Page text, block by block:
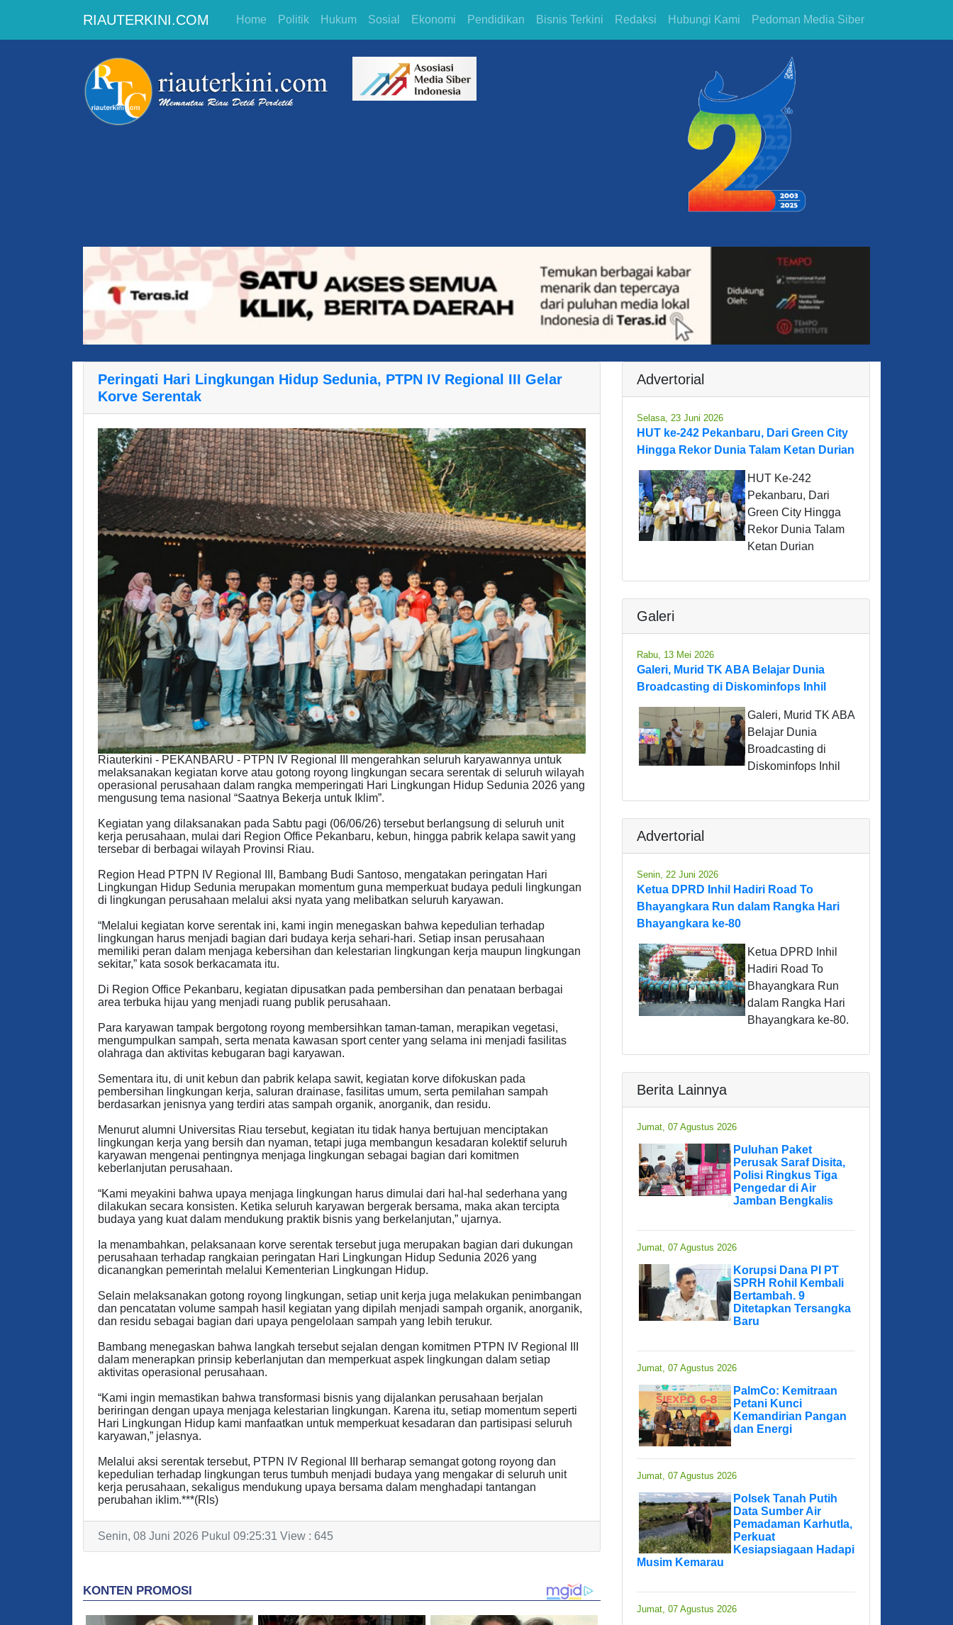
RIAUTERKINI.COM Home Politik Hukum Sosial Ekonomi Pendidikan Bisnis Terkini Redaksi Hubungi Kami Pedoman Media Siber
Peringati Hari Lingkungan Hidup Sedunia, PTPN IV Regional III Gelar
Korve Serentak
Riauterkini - PEKANBARU - PTPN IV Regional III mengerahkan seluruh karyawannya untuk
melaksanakan kegiatan korve atau gotong royong lingkungan secara serentak di seluruh wilayah
operasional perusahaan dalam rangka memperingati Hari Lingkungan Hidup Sedunia 2026 yang
mengusung tema nasional “Saatnya Bekerja untuk Iklim”.
Kegiatan yang dilaksanakan pada Sabtu pagi (06/06/26) tersebut berlangsung di seluruh unit
kerja perusahaan, mulai dari Region Office Pekanbaru, kebun, hingga pabrik kelapa sawit yang
tersebar di berbagai wilayah Provinsi Riau.
Region Head PTPN IV Regional III, Bambang Budi Santoso, mengatakan peringatan Hari
Lingkungan Hidup Sedunia merupakan momentum guna memperkuat budaya peduli lingkungan
di lingkungan perusahaan melalui aksi nyata yang melibatkan seluruh karyawan.
“Melalui kegiatan korve serentak ini, kami ingin menegaskan bahwa kepedulian terhadap
lingkungan harus menjadi bagian dari budaya kerja sehari-hari. Setiap insan perusahaan
memiliki peran dalam menjaga kebersihan dan kelestarian lingkungan kerja maupun lingkungan
sekitar,” kata sosok berkacamata itu.
Di Region Office Pekanbaru, kegiatan dipusatkan pada pembersihan dan penataan berbagai
area terbuka hijau yang menjadi ruang publik perusahaan.
Para karyawan tampak bergotong royong membersihkan taman-taman, merapikan vegetasi,
mengumpulkan sampah, serta menata kawasan sport center yang selama ini menjadi fasilitas
olahraga dan aktivitas kebugaran bagi karyawan.
Sementara itu, di unit kebun dan pabrik kelapa sawit, kegiatan korve difokuskan pada
pembersihan lingkungan kerja, saluran drainase, fasilitas umum, serta pemilahan sampah
berdasarkan jenisnya yang terdiri atas sampah organik, anorganik, dan residu.
Menurut alumni Universitas Riau tersebut, kegiatan itu tidak hanya bertujuan menciptakan
lingkungan kerja yang bersih dan nyaman, tetapi juga membangun kesadaran kolektif seluruh
karyawan mengenai pentingnya menjaga lingkungan sebagai bagian dari komitmen
keberlanjutan perusahaan.
“Kami meyakini bahwa upaya menjaga lingkungan harus dimulai dari hal-hal sederhana yang
dilakukan secara konsisten. Ketika seluruh karyawan bergerak bersama, maka akan tercipta
budaya yang kuat dalam mendukung praktik bisnis yang berkelanjutan,” ujarnya.
Ia menambahkan, pelaksanaan korve serentak tersebut juga merupakan bagian dari dukungan
perusahaan terhadap rangkaian peringatan Hari Lingkungan Hidup Sedunia 2026 yang
dicanangkan pemerintah melalui Kementerian Lingkungan Hidup.
Selain melaksanakan gotong royong lingkungan, setiap unit kerja juga melakukan penimbangan
dan pencatatan volume sampah hasil kegiatan yang dipilah menjadi sampah organik, anorganik,
dan residu sebagai bagian dari upaya pengelolaan sampah yang lebih terukur.
Bambang menegaskan bahwa langkah tersebut sejalan dengan komitmen PTPN IV Regional III
dalam menerapkan prinsip keberlanjutan dan memperkuat aspek lingkungan dalam setiap
aktivitas operasional perusahaan.
“Kami ingin memastikan bahwa transformasi bisnis yang dijalankan perusahaan berjalan
beriringan dengan upaya menjaga kelestarian lingkungan. Karena itu, setiap momentum seperti
Hari Lingkungan Hidup kami manfaatkan untuk memperkuat kesadaran dan partisipasi seluruh
karyawan,” jelasnya.
Melalui aksi serentak tersebut, PTPN IV Regional III berharap semangat gotong royong dan
kepedulian terhadap lingkungan terus tumbuh menjadi budaya yang mengakar di seluruh unit
kerja perusahaan, sekaligus mendukung upaya bersama dalam menghadapi tantangan
perubahan iklim.***(Rls)
Senin, 08 Juni 2026 Pukul 09:25:31 View : 645
Advertorial
Selasa, 23 Juni 2026
HUT ke-242 Pekanbaru, Dari Green City
Hingga Rekor Dunia Talam Ketan Durian
HUT Ke-242
Pekanbaru, Dari
Green City Hingga
Rekor Dunia Talam
Ketan Durian
Galeri
Rabu, 13 Mei 2026
Galeri, Murid TK ABA Belajar Dunia
Broadcasting di Diskominfops Inhil
Galeri, Murid TK ABA
Belajar Dunia
Broadcasting di
Diskominfops Inhil
Advertorial
Senin, 22 Juni 2026
Ketua DPRD Inhil Hadiri Road To
Bhayangkara Run dalam Rangka Hari
Bhayangkara ke-80
Ketua DPRD Inhil
Hadiri Road To
Bhayangkara Run
dalam Rangka Hari
Bhayangkara ke-80.
Berita Lainnya
Jumat, 07 Agustus 2026
Puluhan Paket
Perusak Saraf Disita,
Polisi Ringkus Tiga
Pengedar di Air
Jamban Bengkalis
Jumat, 07 Agustus 2026
Korupsi Dana PI PT
SPRH Rohil Kembali
Bertambah. 9
Ditetapkan Tersangka
Baru
Jumat, 07 Agustus 2026
PalmCo: Kemitraan
Petani Kunci
Kemandirian Pangan
dan Energi
Jumat, 07 Agustus 2026
Polsek Tanah Putih
Data Sumber Air
Pemadaman Karhutla,
Perkuat
Kesiapsiagaan Hadapi
Musim Kemarau
Jumat, 07 Agustus 2026